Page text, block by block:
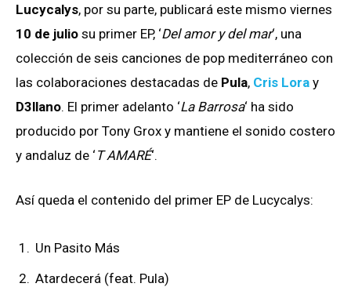
Lucycalys, por su parte, publicará este mismo viernes
10 de julio su primer EP, ‘Del amor y del mar‘, una
colección de seis canciones de pop mediterráneo con
las colaboraciones destacadas de Pula, Cris Lora y
D3llano. El primer adelanto ‘La Barrosa‘ ha sido
producido por Tony Grox y mantiene el sonido costero
y andaluz de ‘T AMARÉ‘.
Así queda el contenido del primer EP de Lucycalys:
Un Pasito Más
Atardecerá (feat. Pula)